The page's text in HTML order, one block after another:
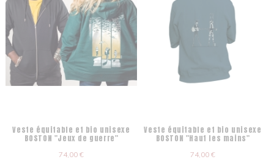
Veste équitable et bio unisexe
BOSTON "Jeux de guerre"
74,00 €
Veste équitable et bio unisexe
BOSTON "Haut les mains"
74,00 €